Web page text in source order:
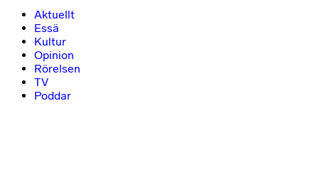
Aktuellt
Essä
Kultur
Opinion
Rörelsen
TV
Poddar